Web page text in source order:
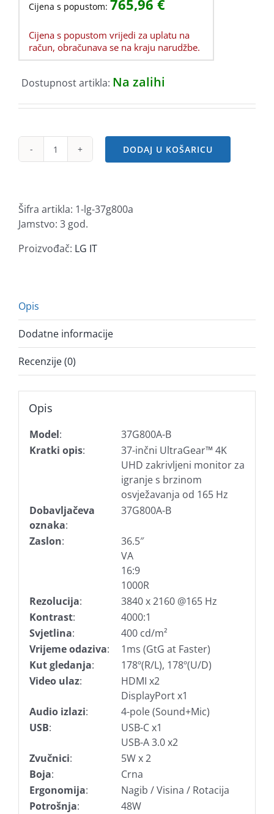
Cijena s popustom: 765,96 €
Cijena s popustom vrijedi za uplatu na
račun, obračunava se na kraju narudžbe.
Dostupnost artikla: Na zalihi
LG
VA,
165Hz,
USB-
DODAJ U KOŠARICU
Šifra artikla: 1-lg-37g800a
Jamstvo: 3 god.
Proizvođač: LG IT
Opis
Dodatne informacije
Recenzije (0)
Opis
Model:
37G800A-B
Kratki opis:
37-inčni UltraGear™ 4K
UHD zakrivljeni monitor za
igranje s brzinom
osvježavanja od 165 Hz
Dobavljačeva
oznaka:
37G800A-B
Zaslon:
36.5″
VA
16:9
1000R
Rezolucija:
3840 x 2160 @165 Hz
Kontrast:
4000:1
Svjetlina:
400 cd/m²
Vrijeme odaziva:
1ms (GtG at Faster)
Kut gledanja:
178º(R/L), 178º(U/D)
Video ulaz:
HDMI x2
DisplayPort x1
Audio izlazi:
4-pole (Sound+Mic)
USB:
USB-C x1
USB-A 3.0 x2
Zvučnici:
5W x 2
Boja:
Crna
Ergonomija:
Nagib / Visina / Rotacija
Potrošnja:
48W